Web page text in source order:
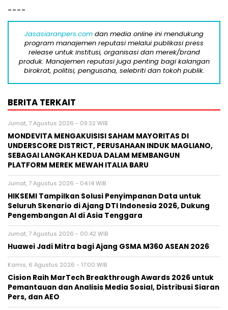
----
Jasasiaranpers.com dan media online ini mendukung
program manajemen reputasi melalui publikasi press
release untuk institusi, organisasi dan merek/brand
produk. Manajemen reputasi juga penting bagi kalangan
birokrat, politisi, pengusaha, selebriti dan tokoh publik.
BERITA TERKAIT
Jumat, 7 Agustus 2026 - 09:32 WIB
MONDEVITA MENGAKUISISI SAHAM MAYORITAS DI
UNDERSCORE DISTRICT, PERUSAHAAN INDUK MAGLIANO,
SEBAGAI LANGKAH KEDUA DALAM MEMBANGUN
PLATFORM MEREK MEWAH ITALIA BARU
Jumat, 7 Agustus 2026 - 04:14 WIB
HIKSEMI Tampilkan Solusi Penyimpanan Data untuk
Seluruh Skenario di Ajang DTI Indonesia 2026, Dukung
Pengembangan AI di Asia Tenggara
Jumat, 7 Agustus 2026 - 00:42 WIB
Huawei Jadi Mitra bagi Ajang GSMA M360 ASEAN 2026
Kamis, 6 Agustus 2026 - 17:00 WIB
Cision Raih MarTech Breakthrough Awards 2026 untuk
Pemantauan dan Analisis Media Sosial, Distribusi Siaran
Pers, dan AEO